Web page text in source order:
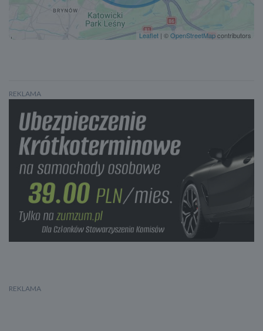
Leaflet | ©OpenStreetMapcontributors
REKLAMA